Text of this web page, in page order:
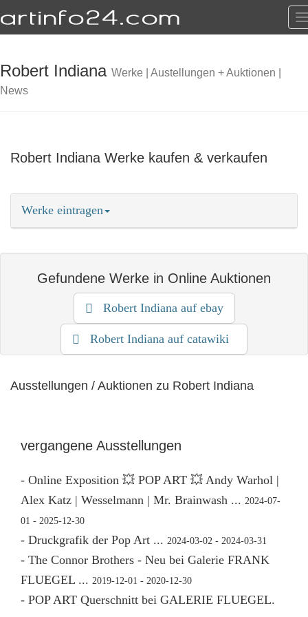
Robert Indiana Werke | Austellungen + Auktionen |
News
Robert Indiana Werke kaufen & verkaufen
Werke eintragen
mehr erfahren
Gefundene Werke in Online Auktionen
Robert Indiana auf ebay
Robert Indiana auf catawiki
Ausstellungen / Auktionen zu Robert Indiana
vergangene Ausstellungen
- Online Exposition 💥 POP ART 💥 Andy Warhol |
Alex Katz | Wesselmann | Mr. Brainwash ... 2024-07-
01 - 2025-12-30
- Druckgrafik der Pop Art ... 2024-03-02 - 2024-03-31
- The Connor Brothers - Neu bei Galerie FRANK
FLUEGEL ... 2019-12-01 - 2020-12-30
- POP ART Querschnitt bei GALERIE FLUEGEL.